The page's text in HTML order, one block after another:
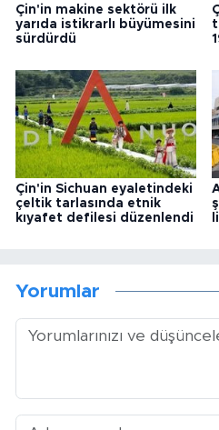
Çin'in makine sektörü ilk
yarıda istikrarlı büyümesini
sürdürdü
Çin'in Sichuan eyaletindeki
çeltik tarlasında etnik
kıyafet defilesi düzenlendi
Yorumlar